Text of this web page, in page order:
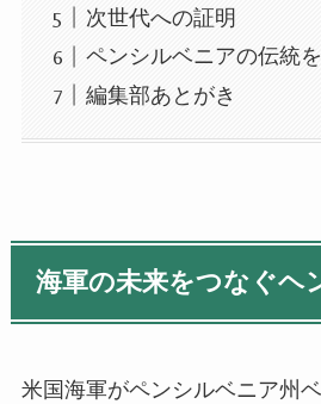
次世代への証明
ペンシルベニアの伝統
編集部あとがき
海軍の未来をつなぐヘ
米国海軍がペンシルベニア州